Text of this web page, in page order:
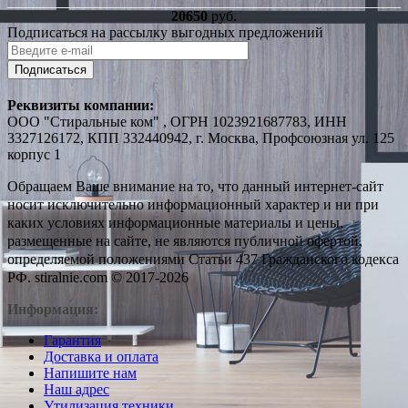
20650руб.
Подписаться на рассылку выгодных предложений
Подписаться
Реквизиты компании:
ООО "Стиральные ком" , ОГРН 1023921687783, ИНН
3327126172, КПП 332440942, г. Москва, Профсоюзная ул. 125
корпус 1
Обращаем Ваше внимание на то, что данный интернет-сайт
носит исключительно информационный характер и ни при
каких условиях информационные материалы и цены,
размещенные на сайте, не являются публичной офертой,
определяемой положениями Статьи 437 Гражданского кодекса
РФ. stiralnie.com © 2017-2026
Информация:
Гарантия
Доставка и оплата
Напишите нам
Наш адрес